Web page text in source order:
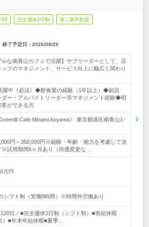
問 完全週休2日制 第二新卒歓迎
終了予定日： 2026/08/20
ルな南青山カフェで活躍】サブリーダーとして、店
フのマネジメント、サービス向上に幅広く関わり
躍中《必須》◆飲食業の経験（1年以上）◆副店
ダー・アルバイトリーダー等マネジメント経験◆明
客ができる方
Cafe Minami Aoyama》 東京都港区南青山1-
円～350,000円※経験・年齢・能力を考慮して決
※試用期間6ヶ月あり（待遇変更な…
万円
シフト制（実働8時間）※時間外労働あり
日／■完全週休2日制（シフト制）■有給休暇
）■年末年始休暇■夏季…